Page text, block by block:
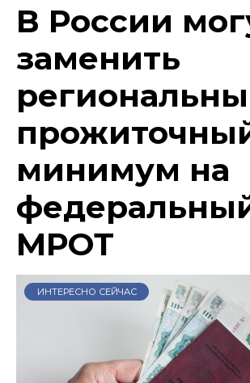
В России
заменить
минимум на
МРОТ
ИНТЕРЕСНО СЕЙЧАС